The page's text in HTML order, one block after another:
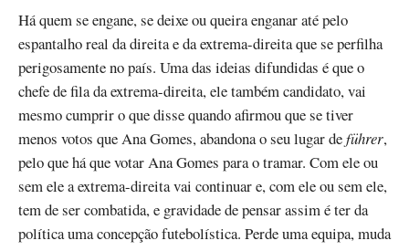
Há quem se engane, se deixe ou queira enganar até pelo
espantalho real da direita e da extrema-direita que se perfilha
perigosamente no país. Uma das ideias difundidas é que o
chefe de fila da extrema-direita, ele também candidato, vai
mesmo cumprir o que disse quando afirmou que se tiver
menos votos que Ana Gomes, abandona o seu lugar deführer,
pelo que há que votar Ana Gomes para o tramar. Com ele ou
sem ele a extrema-direita vai continuar e, com ele ou sem ele,
tem de ser combatida, e gravidade de pensar assim é ter da
política uma concepção futebolística. Perde uma equipa, muda